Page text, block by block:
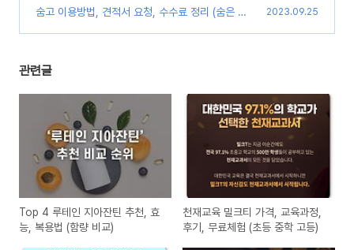
/ 한삼인 / 공력환 / 천년황제 / 왕가)
(0)
숨고 이용방법, 견적서 요청, 수수료 정리 (숨은 고
2023.09.25
관련글
Top 4 루테인 지아잔틴 추천, 효
능, 복용법 (함량 비교)
천재교육 밀크티 가격, 교육과정,
후기, 무료체험 (초등 중학 고등)